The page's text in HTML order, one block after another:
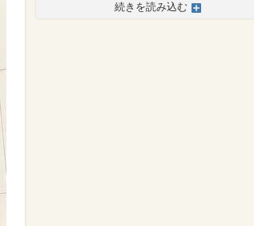
続きを読み込む